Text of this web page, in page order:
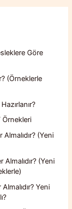
Göre
(Örneklerle
(Yeni
(Yeni
Yeni